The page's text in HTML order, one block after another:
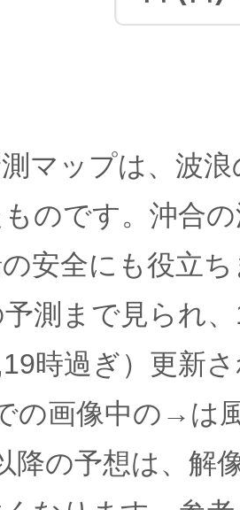
マップは、波
のです。沖合
安全にも役立
測まで見られ
時過ぎ）更新
の画像中の→は
降の予想は、解